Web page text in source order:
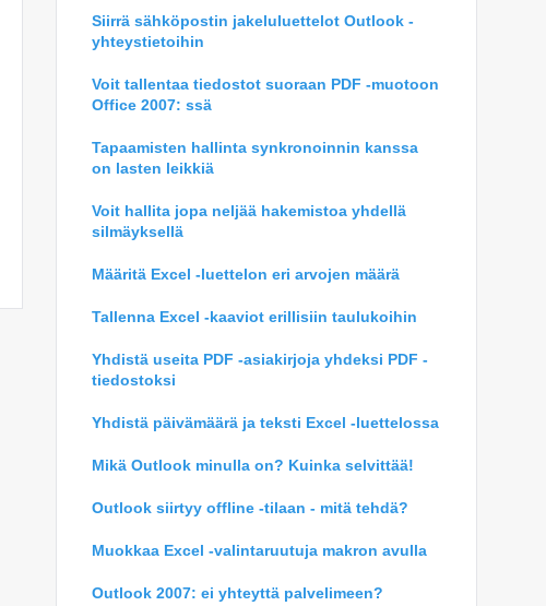
Siirrä sähköpostin jakeluluettelot Outlook -
yhteystietoihin
Voit tallentaa tiedostot suoraan PDF -muotoon
Office 2007: ssä
Tapaamisten hallinta synkronoinnin kanssa
on lasten leikkiä
Voit hallita jopa neljää hakemistoa yhdellä
silmäyksellä
Määritä Excel -luettelon eri arvojen määrä
Tallenna Excel -kaaviot erillisiin taulukoihin
Yhdistä useita PDF -asiakirjoja yhdeksi PDF -
tiedostoksi
Yhdistä päivämäärä ja teksti Excel -luettelossa
Mikä Outlook minulla on? Kuinka selvittää!
Outlook siirtyy offline -tilaan - mitä tehdä?
Muokkaa Excel -valintaruutuja makron avulla
Outlook 2007: ei yhteyttä palvelimeen?